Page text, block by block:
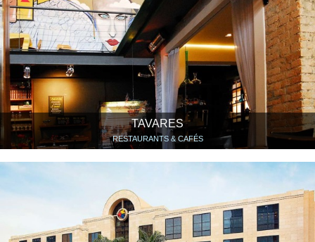
TAVARES
RESTAURANTS & CAFÉS